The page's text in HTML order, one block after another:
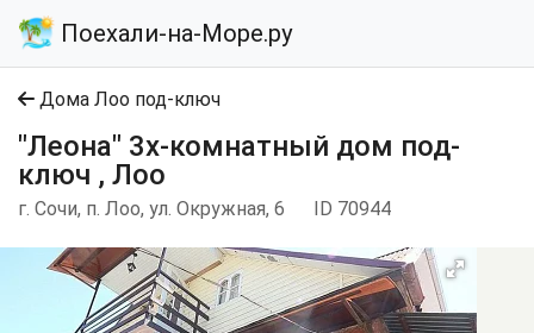
Поехали-на-Море.ру
Дома Лоо под-ключ
"Леона" 3х-комнатный дом под-
ключ , Лоо
г. Сочи, п. Лоо, ул. Окружная, 6 ID 70944